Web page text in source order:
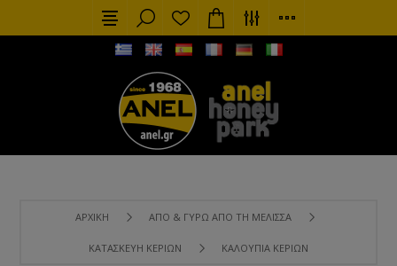
ΑΡΧΙΚΉ ΑΠΌ & ΓΎΡΩ ΑΠΌ ΤΗ ΜΈΛΙΣΣΑ
ΚΑΤΑΣΚΕΥΉ ΚΕΡΙΏΝ ΚΑΛΟΎΠΙΑ ΚΕΡΙΏΝ